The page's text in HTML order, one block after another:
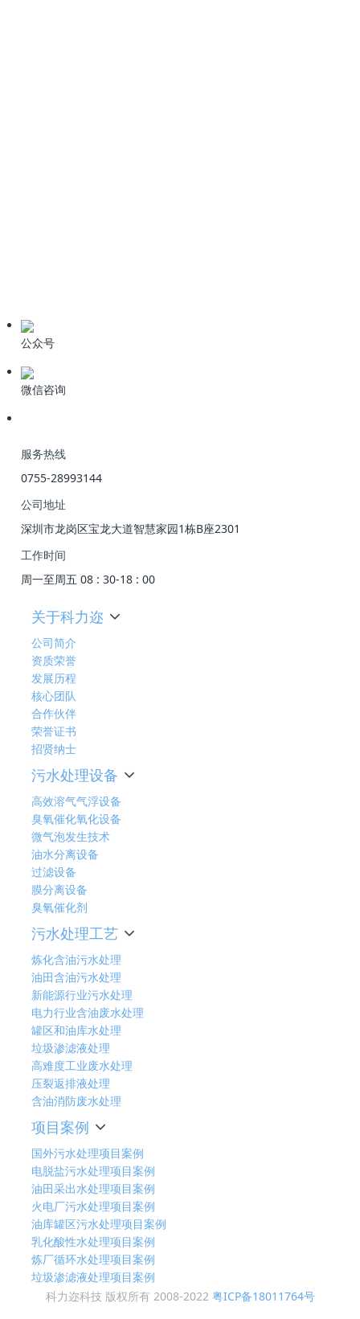
公众号
微信咨询
服务热线
0755-28993144
公司地址
深圳市龙岗区宝龙大道智慧家园1栋B座2301
工作时间
周一至周五 08 : 30-18 : 00
关于科力迩
公司简介
资质荣誉
发展历程
核心团队
合作伙伴
荣誉证书
招贤纳士
污水处理设备
高效溶气气浮设备
臭氧催化氧化设备
微气泡发生技术
油水分离设备
过滤设备
膜分离设备
臭氧催化剂
污水处理工艺
炼化含油污水处理
油田含油污水处理
新能源行业污水处理
电力行业含油废水处理
罐区和油库水处理
垃圾渗滤液处理
高难度工业废水处理
压裂返排液处理
含油消防废水处理
项目案例
国外污水处理项目案例
电脱盐污水处理项目案例
油田采出水处理项目案例
火电厂污水处理项目案例
油库罐区污水处理项目案例
乳化酸性水处理项目案例
炼厂循环水处理项目案例
垃圾渗滤液处理项目案例
科力迩科技 版权所有 2008-2022 粤ICP备18011764号